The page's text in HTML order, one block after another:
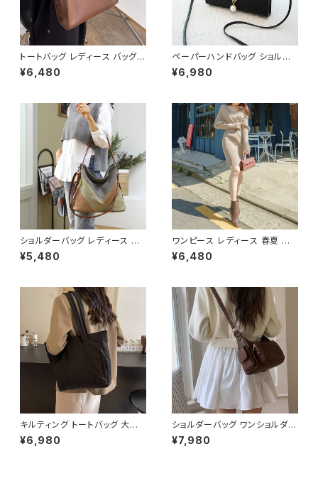
トートバッグ レディース バッグ
春夏 秋冬 春 夏 秋 冬 黒 白 バ
ッグ ハンドバッグ 肩掛け かばん
バッグ シンプル トートバック ホ
ワイト ベージュ コーヒー ブラッ
ク デート 通勤バッグ オフィスカ
ジュアル デイリー お出かけ オ
フィス カジュアル OL 上品 大人
10代 20代 30代 40代 K-B00
¥6,480
ペーパーハンドバッグ ショルダ
ーバッグ パールチャームバッグ
レディース バック 軽量 カジュア
¥6,980
ショルダーバッグ レディース バ
ッグ 春夏 秋冬 春 夏 秋 冬 トー
トバッグ バッグ 斜め掛け 肩掛け
けバッグ 肩掛けバッグ シンプル
ショルダー ハンドバッグ コーヒ
ー グレー デート 通勤バッグ オ
フィスカジュアル デイリー お出
かけ オフィス カジュアル OL 上
品 大人 10代 20代 30代 40代
K-B0040
¥5,480
ワンピース レディース 春夏 秋
冬 春 夏 秋 冬 黒 タイトワンピ
ース ニットワンピース 長袖 カシ
ムワンピース きれいめ 韓国 タ
イトニットワンピース ミモレ ひ
ざ丈ワンピース ンプル 韓国ファ
ッション OL カジュアル Vネック
深Vネック ベージュ シンプル 1
0代 20代 30代 40代 C-OSS
0078
¥6,480
キルティング トートバッグ 大容
量 肩掛けバッグ レディース バッ
グ シンプル 無地 カジュアル 韓
¥6,980
ショルダーバッグ ワンショルダー
バッグ レディース バッグ 肩掛け
斜めがけ クロスボディ おしゃれ
¥7,980